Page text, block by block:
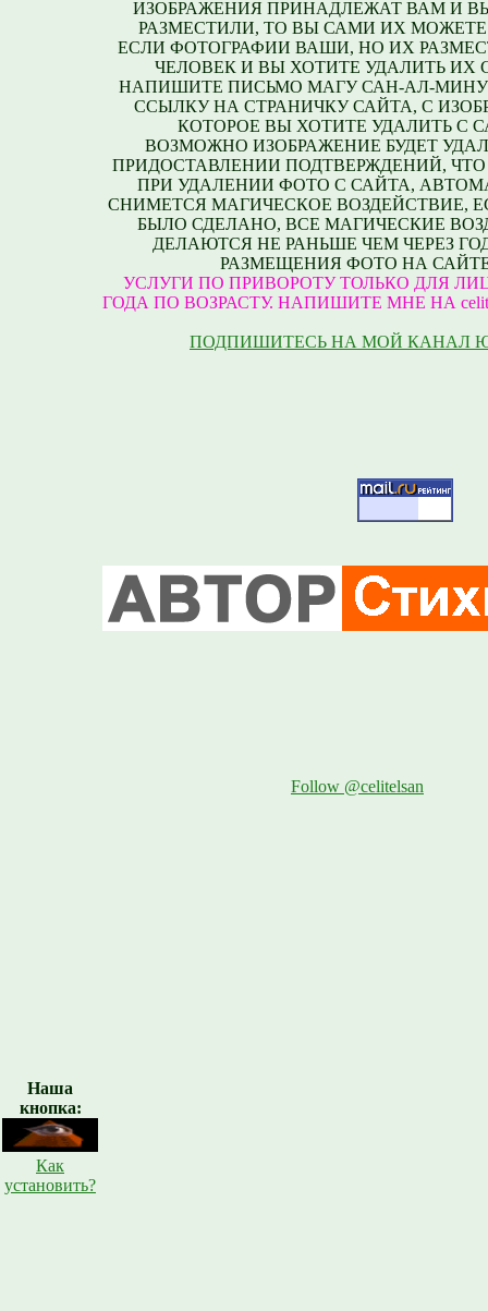
Наша
кнопка:
Как
установить?
ИЗОБРАЖЕНИЯ ПРИНАДЛЕЖАТ ВАМ И
РАЗМЕСТИЛИ, ТО ВЫ САМИ ИХ МОЖЕТЕ
ЕСЛИ ФОТОГРАФИИ ВАШИ, НО ИХ
ЧЕЛОВЕК И ВЫ ХОТИТЕ УДАЛИТЬ ИХ
НАПИШИТЕ ПИСЬМО МАГУ САН-АЛ-
ССЫЛКУ НА СТРАНИЧКУ САЙТА, С
КОТОРОЕ ВЫ ХОТИТЕ УДАЛИТЬ С
ВОЗМОЖНО ИЗОБРАЖЕНИЕ БУДЕТ
ПРИДОСТАВЛЕНИИ ПОДТВЕРЖДЕНИЙ,
ПРИ УДАЛЕНИИ ФОТО С САЙТА,
СНИМЕТСЯ МАГИЧЕСКОЕ ВОЗДЕЙСТВИЕ,
БЫЛО СДЕЛАНО, ВСЕ МАГИЧЕСКИЕ
ДЕЛАЮТСЯ НЕ РАНЬШЕ ЧЕМ ЧЕРЕЗ
РАЗМЕЩЕНИЯ ФОТО НА
УСЛУГИ ПО ПРИВОРОТУ ТОЛЬКО ДЛЯ
ГОДА ПО ВОЗРАСТУ. НАПИШИТЕ МНЕ НА
ПОДПИШИТЕСЬ НА МОЙ КАНАЛ
Follow @celitelsan